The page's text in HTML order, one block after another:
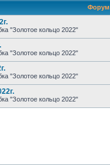
Форум
"Золотое кольцо 2022"
"Золотое кольцо 2022"
"Золотое кольцо 2022"
"Золотое кольцо 2022"